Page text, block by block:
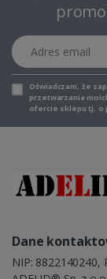
Adres email
Oświadczam, że
przetwarzania
ofercie sklepu tj. o
Dane
NIP: 8822140240,